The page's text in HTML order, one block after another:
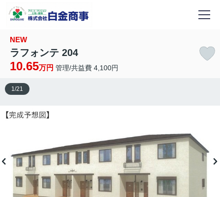
NEW
ラフォンテ 204
10.65万円 管理/共益費 4,100円
1 /21